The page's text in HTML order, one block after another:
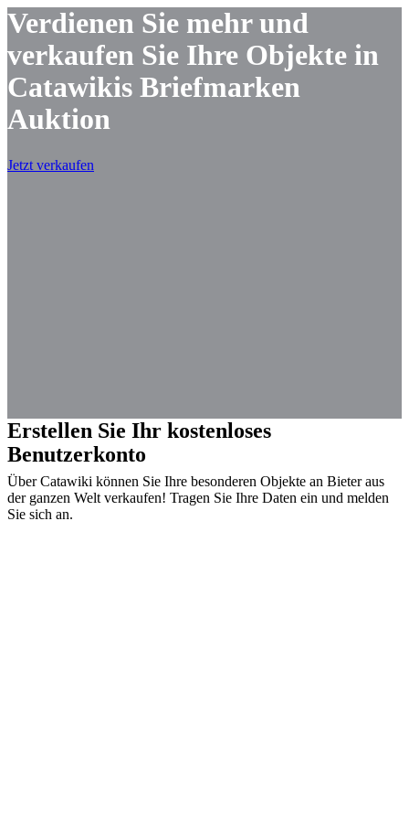
Verdienen Sie mehr und
verkaufen Sie Ihre Objekte in
Catawikis Briefmarken
Auktion
Jetzt verkaufen
Erstellen Sie Ihr kostenloses
Benutzerkonto
Über Catawiki können Sie Ihre besonderen Objekte an Bieter aus
der ganzen Welt verkaufen! Tragen Sie Ihre Daten ein und melden
Sie sich an.